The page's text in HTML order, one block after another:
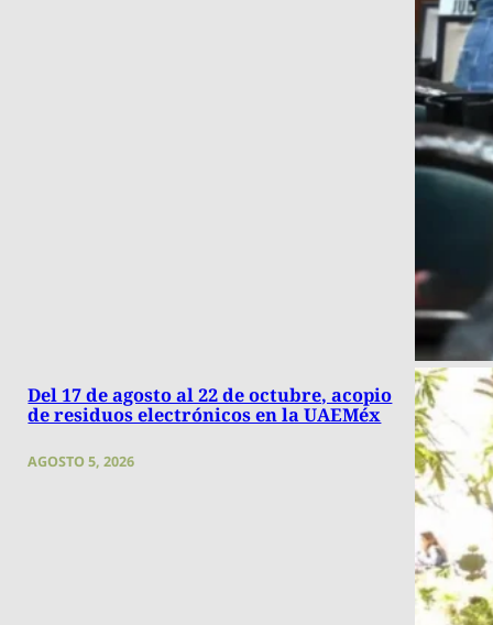
Del 17 de agosto al 22 de octubre, acopio
de residuos electrónicos en la UAEMéx
AGOSTO 5, 2026